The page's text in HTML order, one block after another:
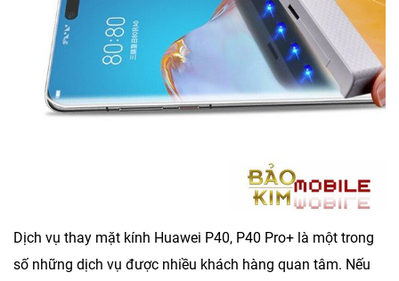
Dịch vụ thay mặt kính Huawei P40, P40 Pro+ là một trong
số những dịch vụ được nhiều khách hàng quan tâm. Nếu